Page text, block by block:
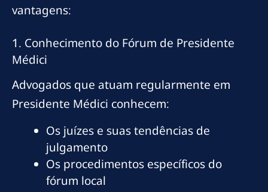
vantagens:
1. Conhecimento do Fórum de Presidente
Médici
Advogados que atuam regularmente em
Presidente Médici conhecem:
Os juízes e suas tendências de
julgamento
Os procedimentos específicos do
fórum local